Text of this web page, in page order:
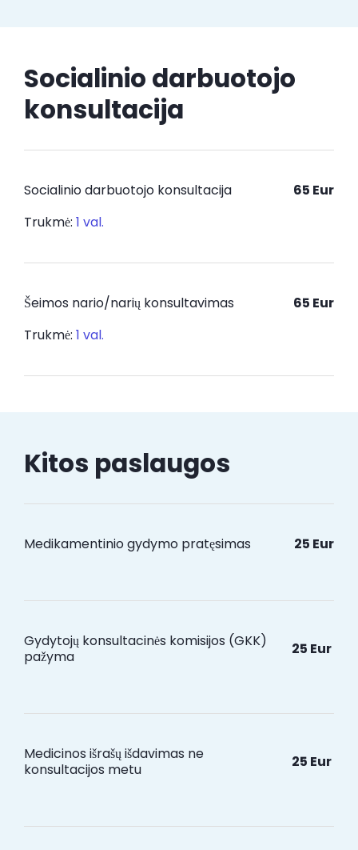
Socialinio darbuotojo
konsultacija
Socialinio darbuotojo konsultacija
Trukmė: 1 val.
65 Eur
Šeimos nario/narių konsultavimas
Trukmė: 1 val.
65 Eur
Kitos paslaugos
Medikamentinio gydymo pratęsimas 25 Eur
Gydytojų konsultacinės komisijos (GKK)
pažyma
25 Eur
Medicinos išrašų išdavimas ne
konsultacijos metu
25 Eur